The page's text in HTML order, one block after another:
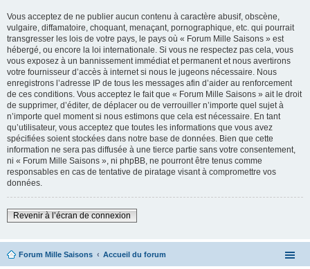
Vous acceptez de ne publier aucun contenu à caractère abusif, obscène,
vulgaire, diffamatoire, choquant, menaçant, pornographique, etc. qui pourrait
transgresser les lois de votre pays, le pays où « Forum Mille Saisons » est
hébergé, ou encore la loi internationale. Si vous ne respectez pas cela, vous
vous exposez à un bannissement immédiat et permanent et nous avertirons
votre fournisseur d’accès à internet si nous le jugeons nécessaire. Nous
enregistrons l’adresse IP de tous les messages afin d’aider au renforcement
de ces conditions. Vous acceptez le fait que « Forum Mille Saisons » ait le droit
de supprimer, d’éditer, de déplacer ou de verrouiller n’importe quel sujet à
n’importe quel moment si nous estimons que cela est nécessaire. En tant
qu’utilisateur, vous acceptez que toutes les informations que vous avez
spécifiées soient stockées dans notre base de données. Bien que cette
information ne sera pas diffusée à une tierce partie sans votre consentement,
ni « Forum Mille Saisons », ni phpBB, ne pourront être tenus comme
responsables en cas de tentative de piratage visant à compromettre vos
données.
Revenir à l’écran de connexion
Forum Mille Saisons Accueil du forum